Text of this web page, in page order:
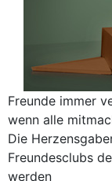
Freunde immer
wenn alle
Die
Freundesclubs
werden